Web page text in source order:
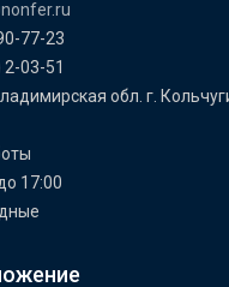
77-23
03-51
обл. г.
17:00